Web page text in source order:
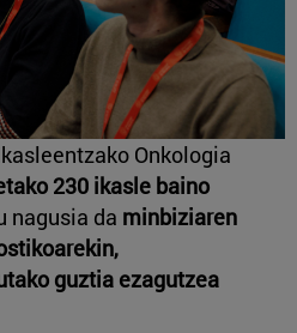
Onkologia
230 ikasle baino
nagusia da minbiziaren
guztia ezagutzea